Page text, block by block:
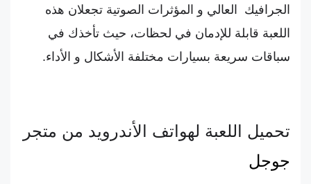
الجرافيك العالي و المؤثرات الصوتية تجعلان هذه
اللعبة قابلة للإدمان في لحظات، حيث تأخذك في
سباقات سريعة بسيارات مختلفة الأشكال و الأداء.
تحميل اللعبة لهواتف الأندرويد من متجر
جوجل